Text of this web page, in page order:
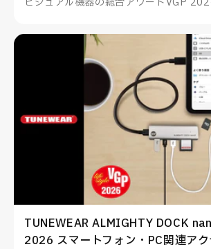
した4製品が部門賞金賞を受賞、その他
を受賞いたしました。
TUNEWEAR ALMIGHTY DOCK
2026 スマートフォン・PC関連ア